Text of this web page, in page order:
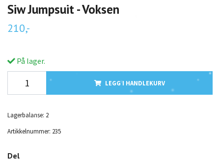
Siw Jumpsuit - Voksen
210,-
På lager.
LEGG I HANDLEKURV
Lagerbalanse: 2
Artikkelnummer: 235
Del